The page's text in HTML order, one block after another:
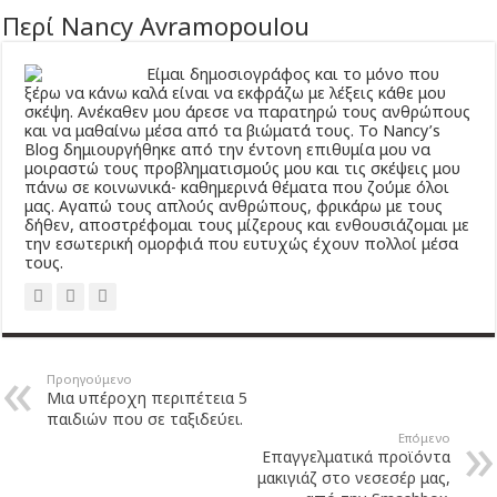
Περί Nancy Avramopoulou
Είμαι δημοσιογράφος και το μόνο που
ξέρω να κάνω καλά είναι να εκφράζω με λέξεις κάθε μου
σκέψη. Ανέκαθεν μου άρεσε να παρατηρώ τους ανθρώπους
και να μαθαίνω μέσα από τα βιώματά τους. Το Νancy’s
Βlog δημιουργήθηκε από την έντονη επιθυμία μου να
μοιραστώ τους προβληματισμούς μου και τις σκέψεις μου
πάνω σε κοινωνικά- καθημερινά θέματα που ζούμε όλοι
μας. Αγαπώ τους απλούς ανθρώπους, φρικάρω με τους
δήθεν, αποστρέφομαι τους μίζερους και ενθουσιάζομαι με
την εσωτερική ομορφιά που ευτυχώς έχουν πολλοί μέσα
τους.
Προηγούμενο
Μια υπέροχη περιπέτεια 5
παιδιών που σε ταξιδεύει.
Επόμενο
Επαγγελματικά προϊόντα
μακιγιάζ στο νεσεσέρ μας,